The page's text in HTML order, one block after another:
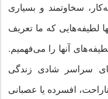
سخاوتمند و بسیاری
لطیفه‌هایی که ما تعریف
آنها را می‌فهمیم.
سراسر شادی زندگی
افسرده یا عصبانی